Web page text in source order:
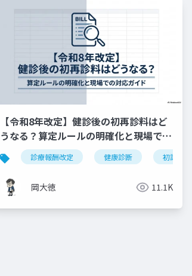
令和8年度 外来機能分化 かかりつけ
【令和8年改定】健診後の初再診料はど
うなる？算定ルールの明確化と現場での
対応ガイド診療報酬改定 健康診断 初診料
岡大徳 11.1K